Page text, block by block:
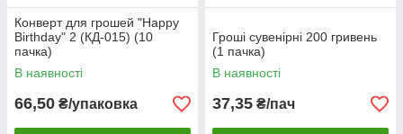
Конверт для грошей "Happy
Birthday" 2 (КД-015) (10
пачка)
В наявності
66,50 ₴/упаковка
Гроші сувенірні 200 гривень
(1 пачка)
В наявності
37,35 ₴/пач